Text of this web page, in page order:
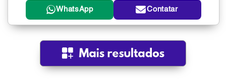
WhatsApp Contatar